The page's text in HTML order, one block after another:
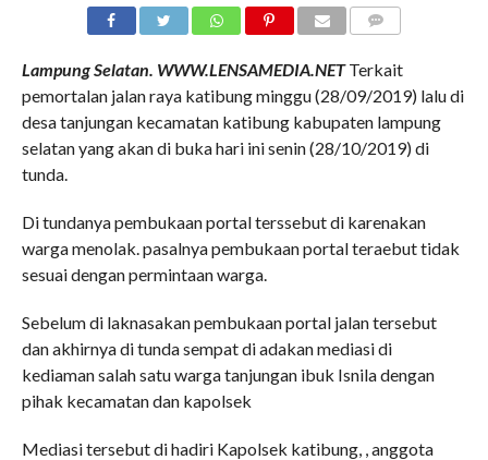
Lampung Selatan. WWW.LENSAMEDIA.NETTerkait
pemortalan jalan raya katibung minggu (28/09/2019) lalu di
desa tanjungan kecamatan katibung kabupaten lampung
selatan yang akan di buka hari ini senin (28/10/2019) di
tunda.
Di tundanya pembukaan portal terssebut di karenakan
warga menolak. pasalnya pembukaan portal teraebut tidak
sesuai dengan permintaan warga.
Sebelum di laknasakan pembukaan portal jalan tersebut
dan akhirnya di tunda sempat di adakan mediasi di
kediaman salah satu warga tanjungan ibuk Isnila dengan
pihak kecamatan dan kapolsek
Mediasi tersebut di hadiri Kapolsek katibung, , anggota